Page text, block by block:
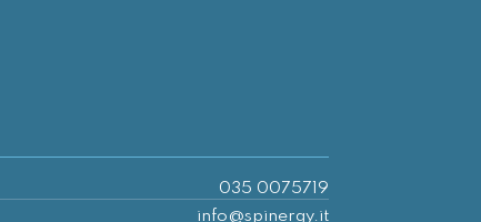
035 0075719
info@spinergy.it